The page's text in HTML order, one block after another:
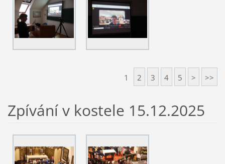
1 2 3 4 5 > >>
Zpívání v kostele 15.12.2025